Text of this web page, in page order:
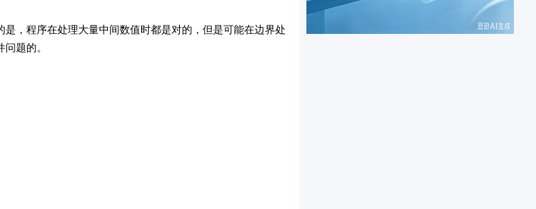
程序在处理大量中间数值时都是对的，但是可能在边界处
题的。